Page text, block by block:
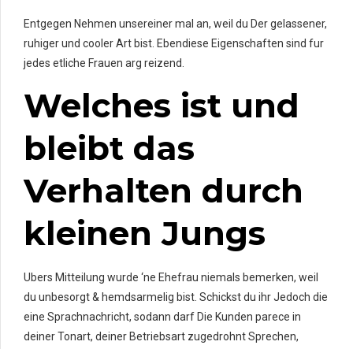
Entgegen Nehmen unsereiner mal an, weil du Der gelassener,
ruhiger und cooler Art bist. Ebendiese Eigenschaften sind fur
jedes etliche Frauen arg reizend.
Welches ist und
bleibt das
Verhalten durch
kleinen Jungs
Ubers Mitteilung wurde ‘ne Ehefrau niemals bemerken, weil
du unbesorgt & hemdsarmelig bist. Schickst du ihr Jedoch die
eine Sprachnachricht, sodann darf Die Kunden parece in
deiner Tonart, deiner Betriebsart zugedrohnt Sprechen,